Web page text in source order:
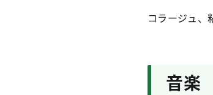
コラージュ
音楽